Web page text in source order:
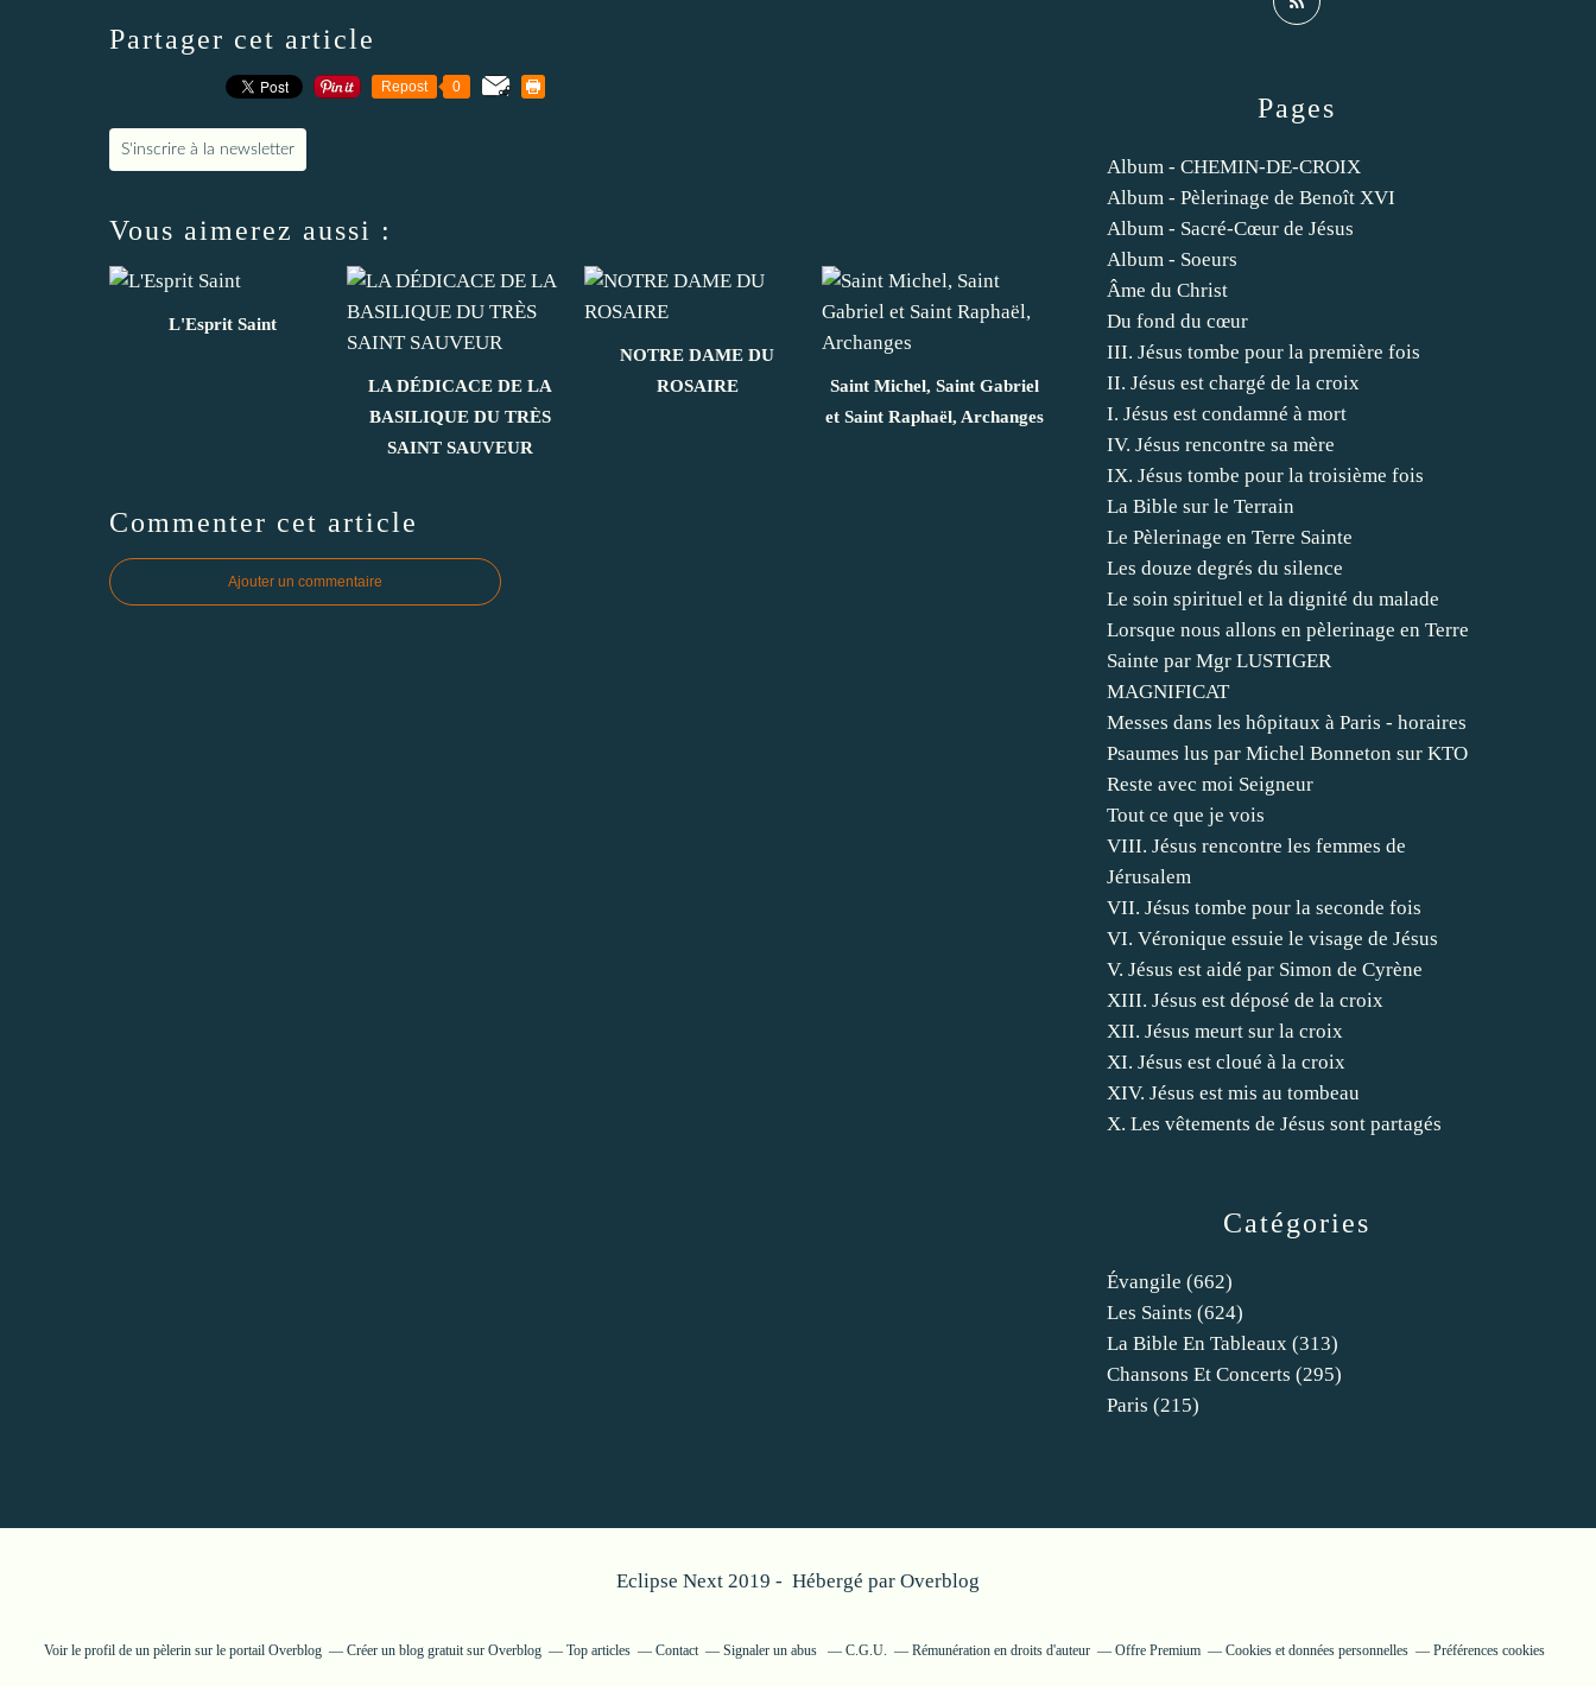
Partager cet article
Repost 0
S'inscrire à la newsletter
Vous aimerez aussi :
L'Esprit Saint
LA DÉDICACE DE LA
BASILIQUE DU TRÈS
SAINT SAUVEUR
NOTRE DAME DU
ROSAIRE
Saint Michel, Saint Gabriel
et Saint Raphaël, Archanges
Commenter cet article
Ajouter un commentaire
Catégories
Évangile (662)
Les Saints (624)
La Bible En Tableaux (313)
Chansons Et Concerts (295)
Paris (215)
Pages
Album - CHEMIN-DE-CROIX
Album - Pèlerinage de Benoît XVI
Album - Sacré-Cœur de Jésus
Album - Soeurs
Âme du Christ
Du fond du cœur
III. Jésus tombe pour la première fois
II. Jésus est chargé de la croix
I. Jésus est condamné à mort
IV. Jésus rencontre sa mère
IX. Jésus tombe pour la troisième fois
La Bible sur le Terrain
Le Pèlerinage en Terre Sainte
Les douze degrés du silence
Le soin spirituel et la dignité du malade
Lorsque nous allons en pèlerinage en Terre
Sainte par Mgr LUSTIGER
MAGNIFICAT
Messes dans les hôpitaux à Paris - horaires
Psaumes lus par Michel Bonneton sur KTO
Reste avec moi Seigneur
Tout ce que je vois
VIII. Jésus rencontre les femmes de
Jérusalem
VII. Jésus tombe pour la seconde fois
VI. Véronique essuie le visage de Jésus
V. Jésus est aidé par Simon de Cyrène
XIII. Jésus est déposé de la croix
XII. Jésus meurt sur la croix
XI. Jésus est cloué à la croix
XIV. Jésus est mis au tombeau
X. Les vêtements de Jésus sont partagés
Eclipse Next 2019 - Hébergé par Overblog
Voir le profil de un pèlerin sur le portail Overblog Créer un blog gratuit sur Overblog Top articles Contact Signaler un abus C.G.U. Rémunération en droits d'auteur Offre Premium Cookies et données personnelles Préférences cookies